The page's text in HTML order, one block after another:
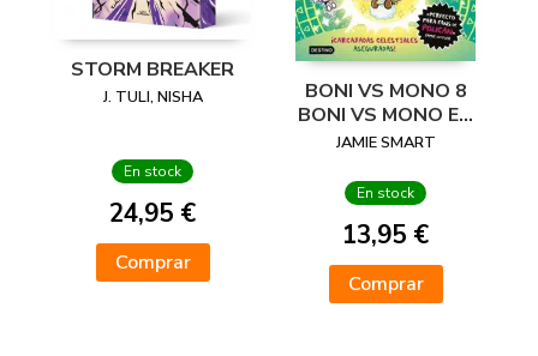
STORM BREAKER
J. TULI, NISHA
En stock
24,95 €
Comprar
BONI VS MONO 8
BONI VS MONO EN
PUERCO Y ALMA
JAMIE SMART
En stock
13,95 €
Comprar